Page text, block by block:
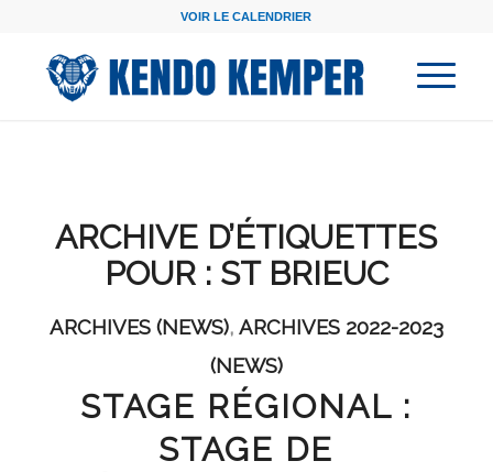
VOIR LE CALENDRIER
ARCHIVE D’ÉTIQUETTES
POUR : ST BRIEUC
ARCHIVES (NEWS), ARCHIVES 2022-2023
(NEWS)
STAGE RÉGIONAL :
STAGE DE